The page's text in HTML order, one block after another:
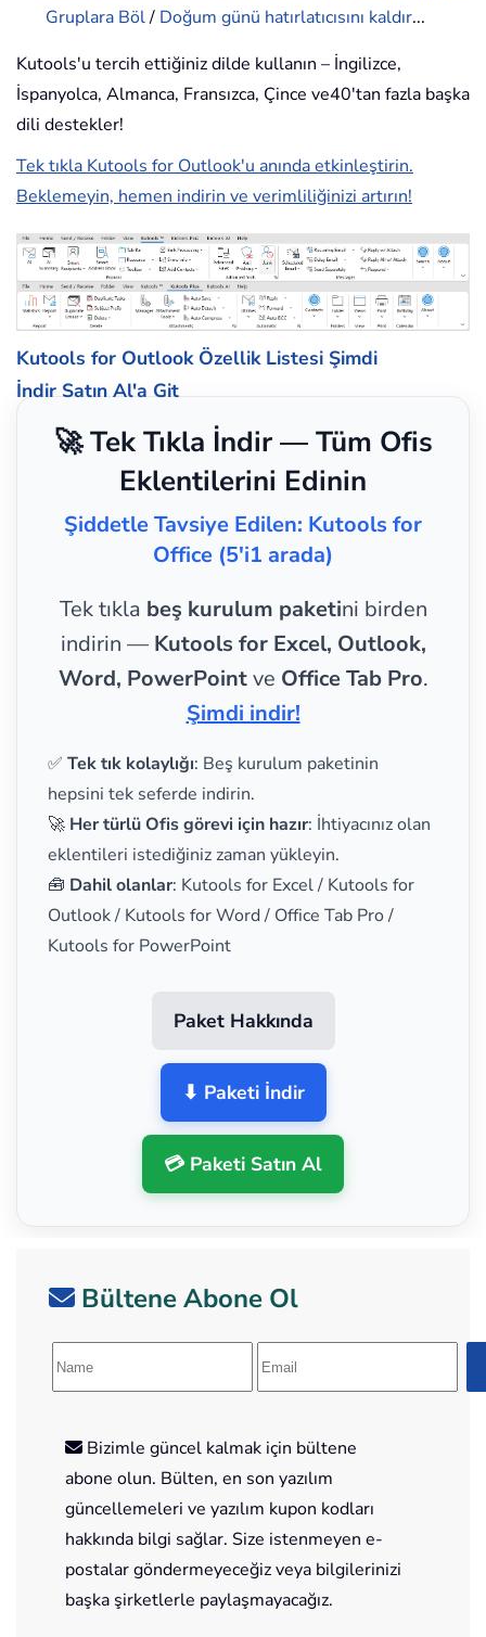
Gruplara Böl/ Doğum günü hatırlatıcısını kaldır...
Kutools'u tercih ettiğiniz dilde kullanın – İngilizce,
İspanyolca, Almanca, Fransızca, Çince ve40'tan fazla başka
dili destekler!
Tek tıkla Kutools for Outlook'u anında etkinleştirin.
Beklemeyin, hemen indirin ve verimliliğinizi artırın!
Kutools for Outlook Özellik Listesi Şimdi
İndir Satın Al'a Git
🚀 Tek Tıkla İndir — Tüm Ofis
Eklentilerini Edinin
Şiddetle Tavsiye Edilen: Kutools for
Office (5'i1 arada)
Tek tıkla beş kurulum paketini birden
indirin — Kutools for Excel, Outlook,
Word, PowerPointve Office Tab Pro.
Şimdi indir!
✅ Tek tık kolaylığı: Beş kurulum paketinin
hepsini tek seferde indirin.
🚀 Her türlü Ofis görevi için hazır: İhtiyacınız olan
eklentileri istediğiniz zaman yükleyin.
🧰 Dahil olanlar: Kutools for Excel / Kutools for
Outlook / Kutools for Word / Office Tab Pro /
Kutools for PowerPoint
Paket Hakkında
⬇ Paketi İndir
💳 Paketi Satın Al
Bültene Abone Ol
Bizimle güncel kalmak için bültene
abone olun. Bülten, en son yazılım
güncellemeleri ve yazılım kupon kodları
hakkında bilgi sağlar. Size istenmeyen e-
postalar göndermeyeceğiz veya bilgilerinizi
başka şirketlerle paylaşmayacağız.